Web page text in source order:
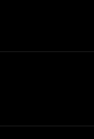
prvu